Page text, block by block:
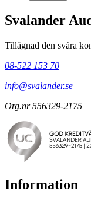
Svalander
Tillägnad den svåra
08-522 153 70
info@svalander.se
Org.nr 556329-2175
Information